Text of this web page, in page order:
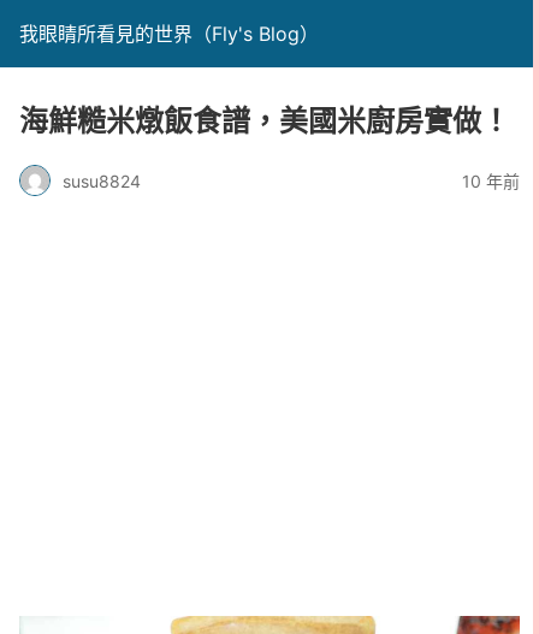
我眼睛所看見的世界（Fly's Blog）
海鮮糙米燉飯食譜，美國米廚房實做！
susu8824 10 年前